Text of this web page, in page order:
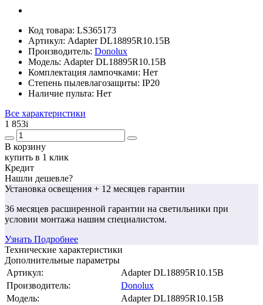
Код товара: LS365173
Артикул: Adapter DL18895R10.15B
Производитель: Donolux
Модель: Adapter DL18895R10.15B
Комплектация лампочками: Нет
Степень пылевлагозащиты: IP20
Наличие пульта: Нет
Все характеристики
1 853i
В корзину
купить в 1 клик
Кредит
Нашли дешевле?
Установка освещения + 12 месяцев гарантии
36 месяцев расширенной гарантии на светильники при
условии монтажа нашим специалистом.
Узнать Подробнее
Технические характеристики
Дополнительные параметры
Артикул:
Adapter DL18895R10.15B
Производитель:
Donolux
Модель:
Adapter DL18895R10.15B